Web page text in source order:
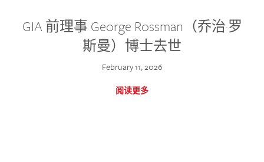
GIA 前理事 George Rossman（乔治·罗
斯曼）博士去世
February 11, 2026
阅读更多